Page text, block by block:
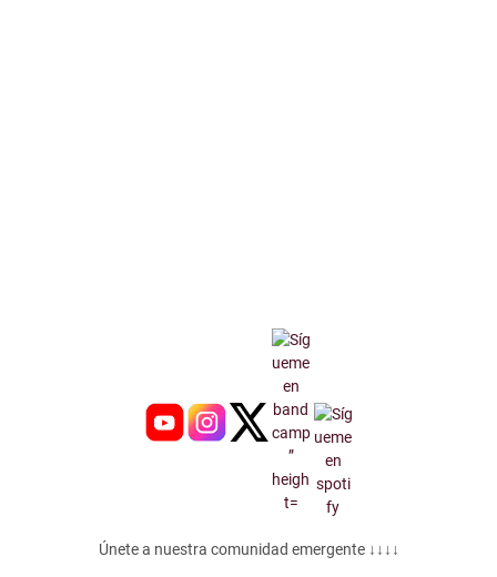
Únete a nuestra comunidad emergente ↓↓↓↓